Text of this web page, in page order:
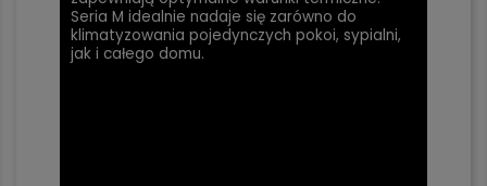
Seria M idealnie nadaje się zarówno do
klimatyzowania pojedynczych pokoi, sypialni,
jak i całego domu.